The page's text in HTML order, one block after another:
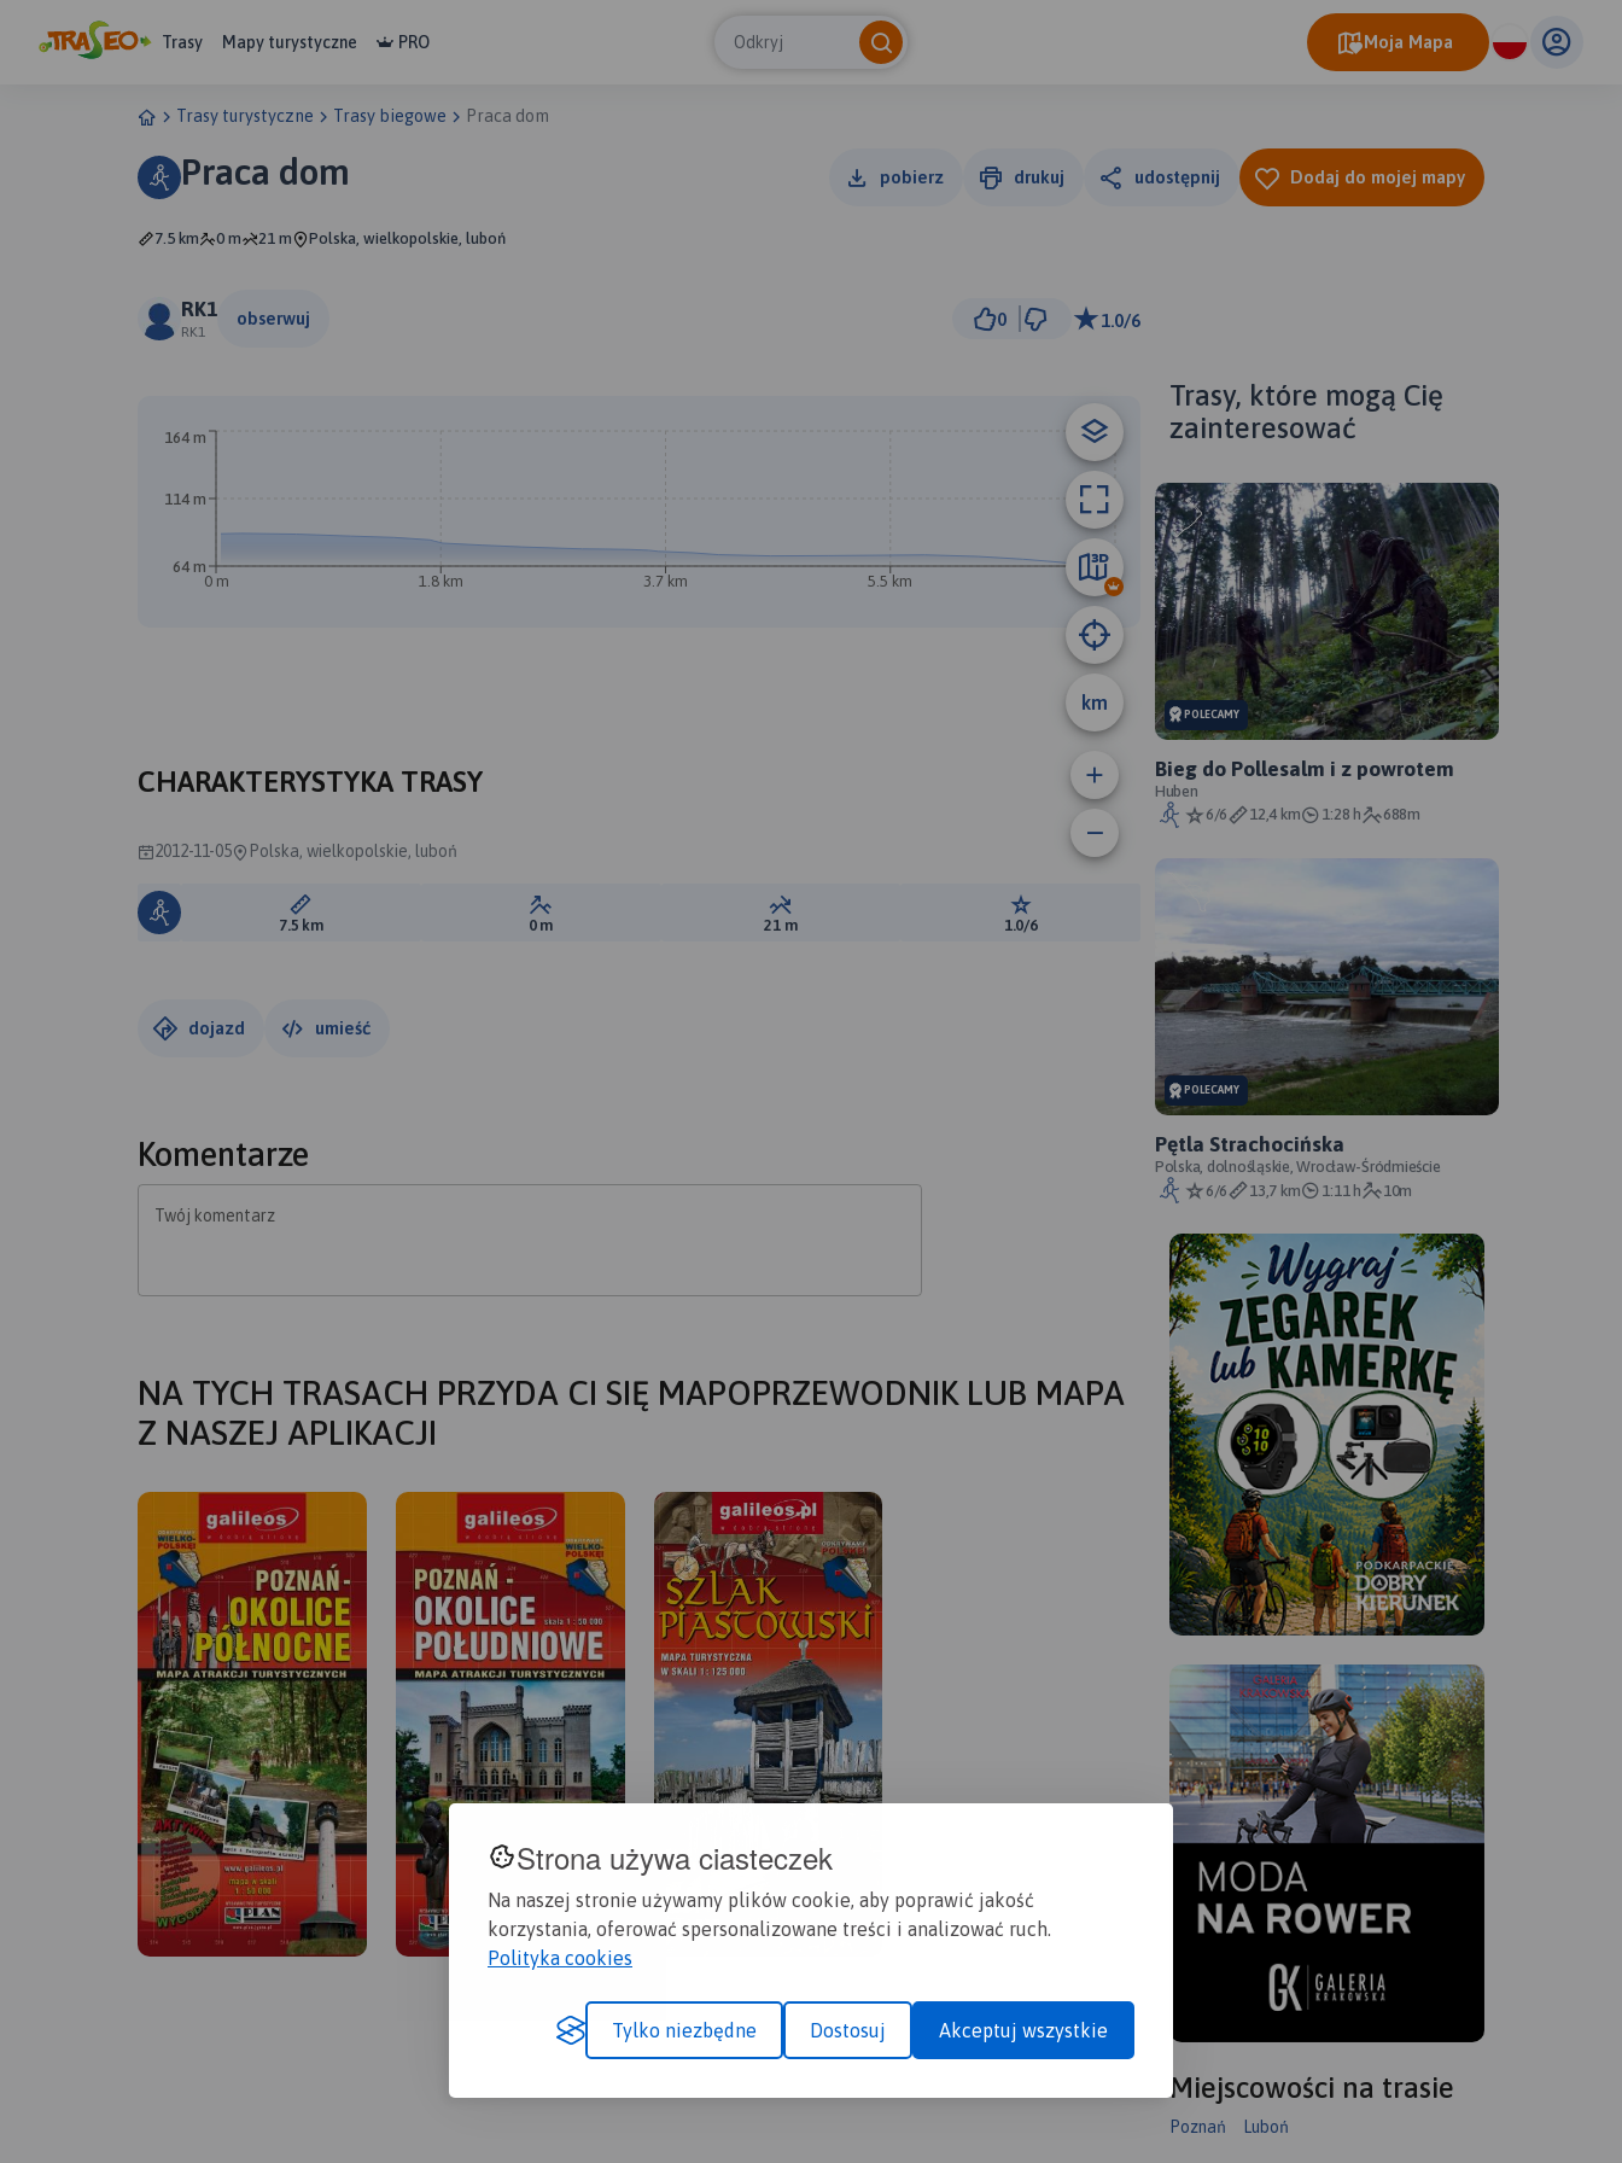
Strona używa ciasteczek
Na naszej stronie używamy plików cookie, aby poprawić jakość
korzystania, oferować spersonalizowane treści i analizować ruch.
Polityka cookies
Tylko niezbędne Dostosuj Akceptuj wszystkie
Trasy Mapy turystyczne PRO Odkryj Moja Mapa
Trasy turystyczne Trasy biegowe Praca dom
Praca dom pobierz drukuj udostępnij Dodaj do mojej mapy
7.5 km 0 m 21 m Polska, wielkopolskie, luboń
RK1
RK1
obserwuj 0 1.0/6
2 km
km
0 m 1.8 km 3.7 km 5.5 km 7.4 km
64 m
114 m
164 m
CHARAKTERYSTYKA TRASY
2012-11-05 Polska, wielkopolskie, luboń
Długość trasy:
7.5 km Suma przewyższeń:
0 m Suma spadków:
21 m Ocena trasy:
1.0/6
dojazd umieść
Komentarze
Twój komentarz
NA TYCH TRASACH PRZYDA CI SIĘ MAPOPRZEWODNIK LUB MAPA
Z NASZEJ APLIKACJI
Trasy, które mogą Cię
zainteresować
POLECAMY
Bieg do Pollesalm i z powrotem
Huben
6/6
12,4 km 1:28 h 688m
POLECAMY
Pętla Strachocińska
Polska, dolnośląskie, Wrocław-Śródmieście
6/6
13,7 km 1:11 h 10m
Miejscowości na trasie
Poznań Luboń